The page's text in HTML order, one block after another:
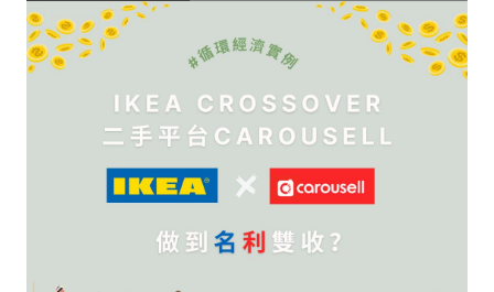
士就業。Janice強調，真正嘅包容需要周詳規劃以及
長期承諾，不能只憑好意。 想知道更多JC Legal嘅永
續營商策略，就撳入下面嘅連結，閱讀完整版嘅《企
legal_chi/ #永續營商 #中小企 #永續價值鏈 #永續發
展 #商界永續發展領袖計劃 #pslb #svc
#sustainability #business #sme #collaboration
#sustainablevaluechains #sdgs #undp #HSBC